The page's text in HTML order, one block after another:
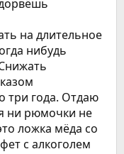
на длительное
нибудь
три года. Отдаю
ни рюмочки не
ложка мёда со
с алкоголем